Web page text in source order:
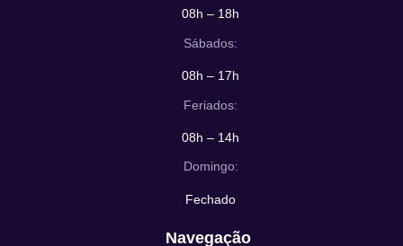
08h – 18h
Sábados:
08h – 17h
Feriados:
08h – 14h
Domingo:
Fechado
Navegação